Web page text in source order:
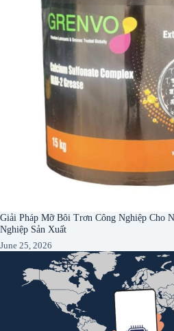
Giải Pháp Mỡ Bôi Trơn Công Nghiệp Cho
Nghiệp Sản Xuất
June 25, 2026